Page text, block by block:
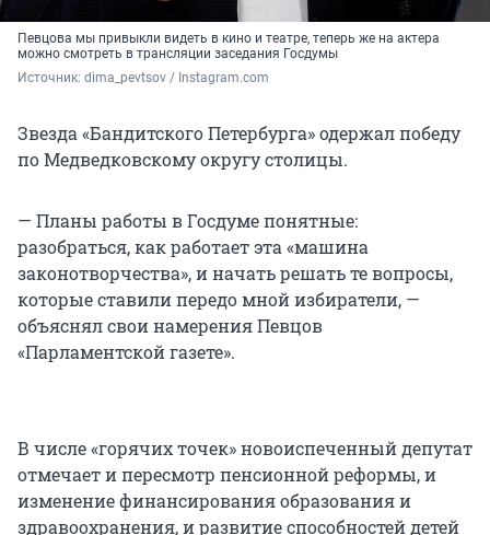
Певцова мы привыкли видеть в кино и театре, теперь же на актера
можно смотреть в трансляции заседания Госдумы
Источник: dima_pevtsov / Instagram.com
Звезда «Бандитского Петербурга» одержал победу
по Медведковскому округу столицы.
— Планы работы в Госдуме понятные:
разобраться, как работает эта «машина
законотворчества», и начать решать те вопросы,
которые ставили передо мной избиратели, —
объяснял свои намерения Певцов
«Парламентской газете».
В числе «горячих точек» новоиспеченный депутат
отмечает и пересмотр пенсионной реформы, и
изменение финансирования образования и
здравоохранения, и развитие способностей детей